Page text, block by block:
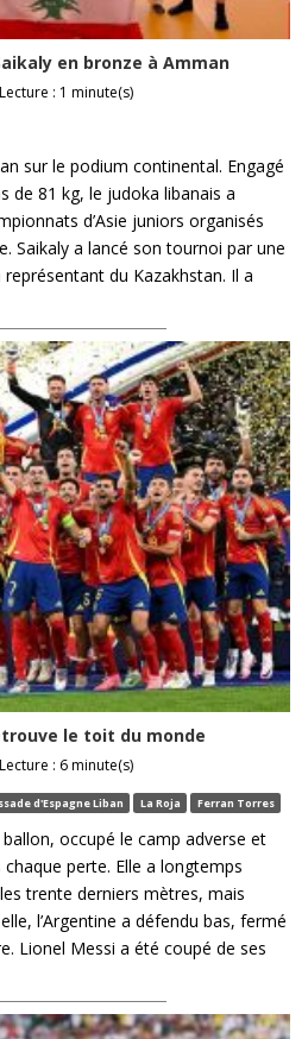
en bronze à Amman
: 1 minute(s)
sur le podium continental. Engagé
de 81 kg, le judoka libanais a
d’Asie juniors organisés
Saikaly a lancé son tournoi par une
du Kazakhstan. Il a
le toit du monde
: 6 minute(s)
d'Espagne Liban La Roja Ferran Torres
occupé le camp adverse et
perte. Elle a longtemps
trente derniers mètres, mais
l’Argentine a défendu bas, fermé
Lionel Messi a été coupé de ses